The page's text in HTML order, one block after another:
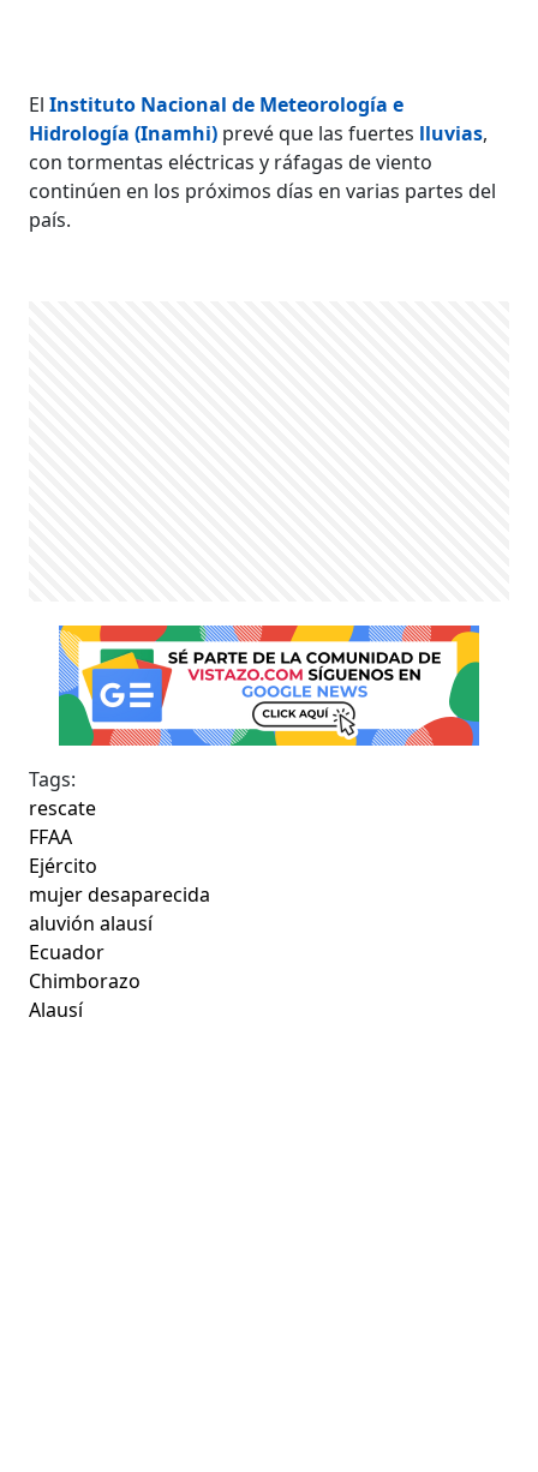
ElInstituto Nacional de Meteorología e
Hidrología (Inamhi) prevé que las fuertes lluvias,
con tormentas eléctricas y ráfagas de viento
continúen en los próximos días en varias partes del
país.
Tags:
rescate
FFAA
Ejército
mujer desaparecida
aluvión alausí
Ecuador
Chimborazo
Alausí